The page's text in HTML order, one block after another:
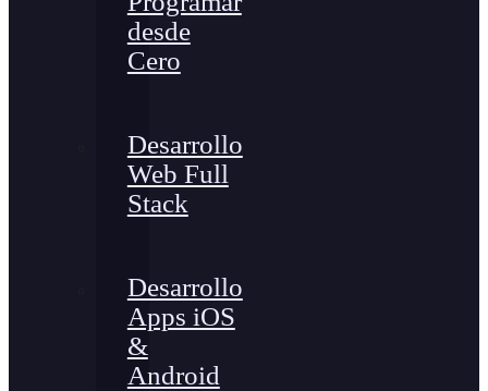
desde
Cero
Desarrollo
Web Full
Stack
Desarrollo
Apps iOS
&
Android